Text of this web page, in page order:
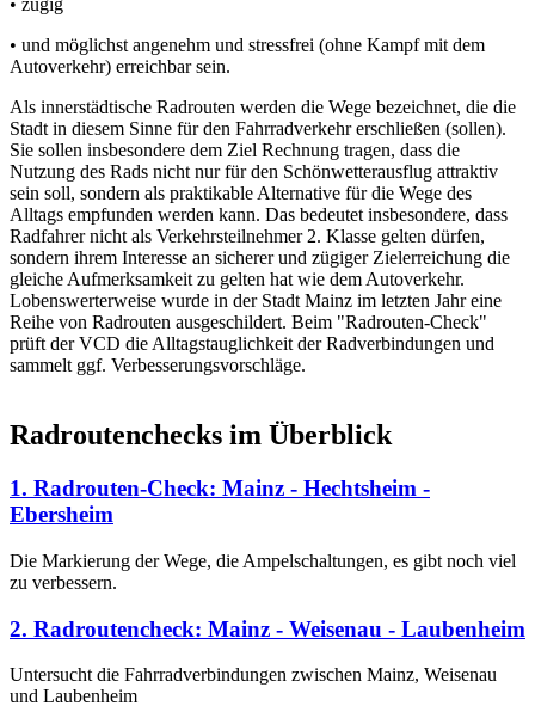
• zügig
• und möglichst angenehm und stressfrei (ohne Kampf mit dem
Autoverkehr) erreichbar sein.
Als innerstädtische Radrouten werden die Wege bezeichnet, die die
Stadt in diesem Sinne für den Fahrradverkehr erschließen (sollen).
Sie sollen insbesondere dem Ziel Rechnung tragen, dass die
Nutzung des Rads nicht nur für den Schönwetterausflug attraktiv
sein soll, sondern als praktikable Alternative für die Wege des
Alltags empfunden werden kann. Das bedeutet insbesondere, dass
Radfahrer nicht als Verkehrsteilnehmer 2. Klasse gelten dürfen,
sondern ihrem Interesse an sicherer und zügiger Zielerreichung die
gleiche Aufmerksamkeit zu gelten hat wie dem Autoverkehr.
Lobenswerterweise wurde in der Stadt Mainz im letzten Jahr eine
Reihe von Radrouten ausgeschildert. Beim "Radrouten-Check"
prüft der VCD die Alltagstauglichkeit der Radverbindungen und
sammelt ggf. Verbesserungsvorschläge.
Radroutenchecks im Überblick
1. Radrouten-Check: Mainz - Hechtsheim -
Ebersheim
Die Markierung der Wege, die Ampelschaltungen, es gibt noch viel
zu verbessern.
2. Radroutencheck: Mainz - Weisenau - Laubenheim
Untersucht die Fahrradverbindungen zwischen Mainz, Weisenau
und Laubenheim